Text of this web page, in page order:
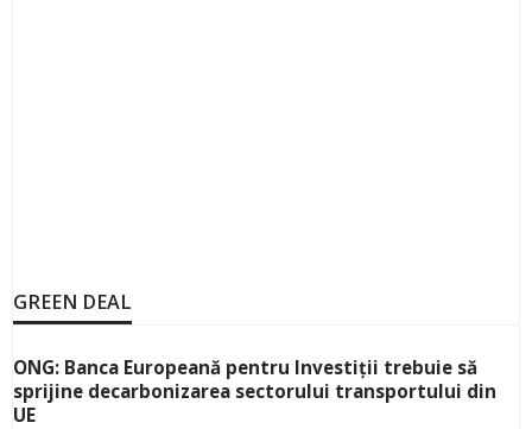
GREEN DEAL
ONG: Banca Europeană pentru Investiții trebuie să
sprijine decarbonizarea sectorului transportului din
UE